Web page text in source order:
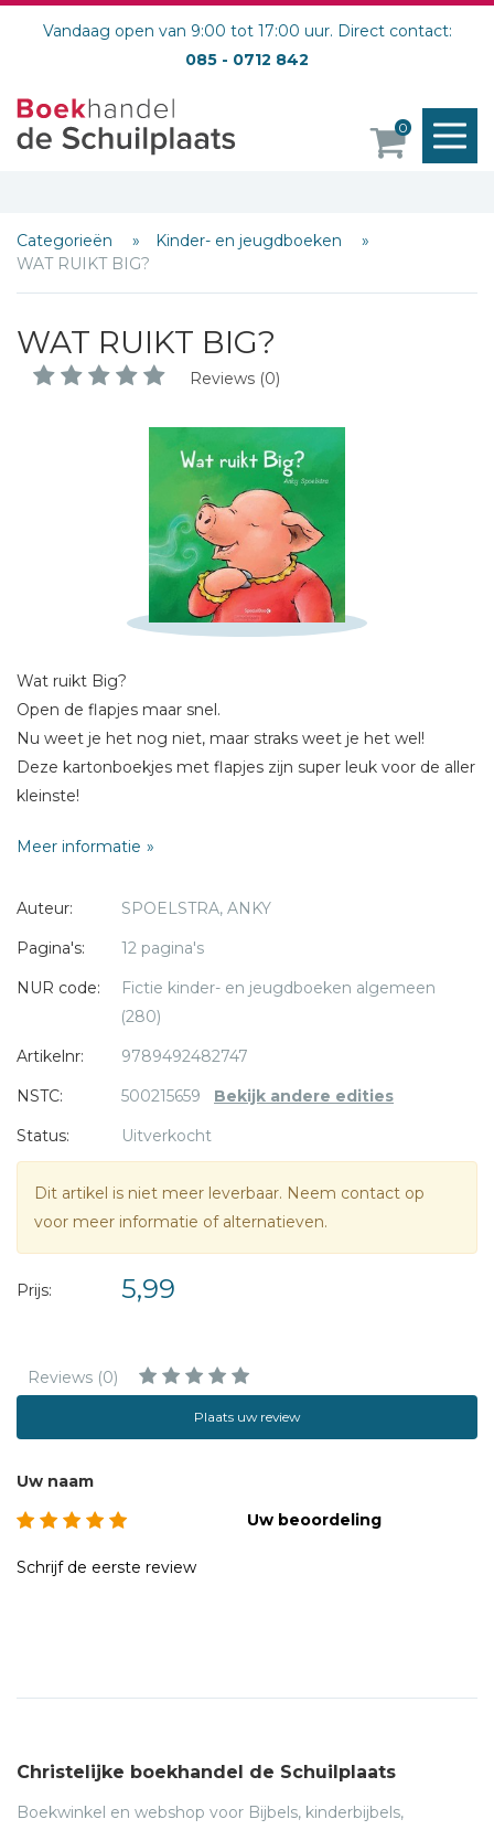
Vandaag open van 9:00 tot 17:00 uur. Direct contact:
085 - 0712 842
0
Categorieën
Kinder- en jeugdboeken
WAT RUIKT BIG?
WAT RUIKT BIG?
Reviews (0)
Wat ruikt Big?
Open de flapjes maar snel.
Nu weet je het nog niet, maar straks weet je het wel!
Deze kartonboekjes met flapjes zijn super leuk voor de aller
kleinste!
Meer informatie
Auteur:
SPOELSTRA, ANKY
Pagina's:
12 pagina's
NUR code:
Fictie kinder- en jeugdboeken algemeen
(280)
Artikelnr:
9789492482747
NSTC:
500215659 Bekijk andere edities
Status:
Uitverkocht
Dit artikel is niet meer leverbaar. Neem contact op
voor meer informatie of alternatieven.
Prijs: 5,99
Reviews (0)
Plaats uw review
Schrijf hieronder je review!
Bericht *
* = verplicht
Uw naam
Uw beoordeling
Schrijf de eerste review
Christelijke boekhandel de Schuilplaats
Boekwinkel en webshop voor Bijbels, kinderbijbels,